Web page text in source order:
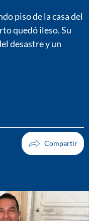
piso de la casa del
quedó ileso. Su
desastre y un